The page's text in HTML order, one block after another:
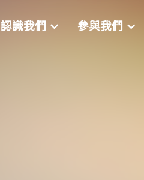
認識我們 參與我們